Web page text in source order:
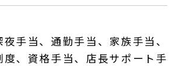
手当、通勤手当、家族手当、
、資格手当、店長サポート手